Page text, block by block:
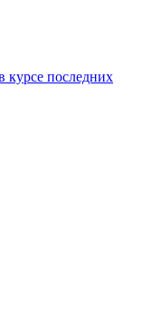
курсе последних